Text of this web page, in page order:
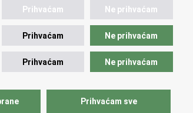
Prihvaćam Ne prihvaćam
Prihvaćam Ne prihvaćam
Prihvaćam Ne prihvaćam
Prihvaćam sve